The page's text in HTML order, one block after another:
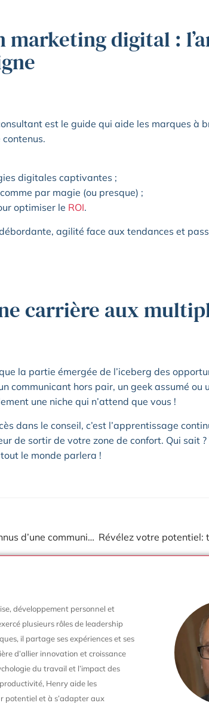
marketing digital :
est le guide qui aide les marques à
digitales captivantes ;
par magie (ou presque) ;
optimiser le ROI.
agilité face aux tendances et
carrière aux
la partie émergée de l’iceberg des
communicant hors pair, un geek assumé ou
une niche qui n’attend que vous !
dans le conseil, c’est l’apprentissage
de sortir de votre zone de confort. Qui sait
le monde parlera !
Révélez les secrets méconnus d’une communication d’entreprise impactante
développement personnel et
plusieurs rôles de leadership
il partage ses expériences et ses
d’allier innovation et croissance
du travail et l’impact des
Henry aide les
potentiel et à s’adapter aux